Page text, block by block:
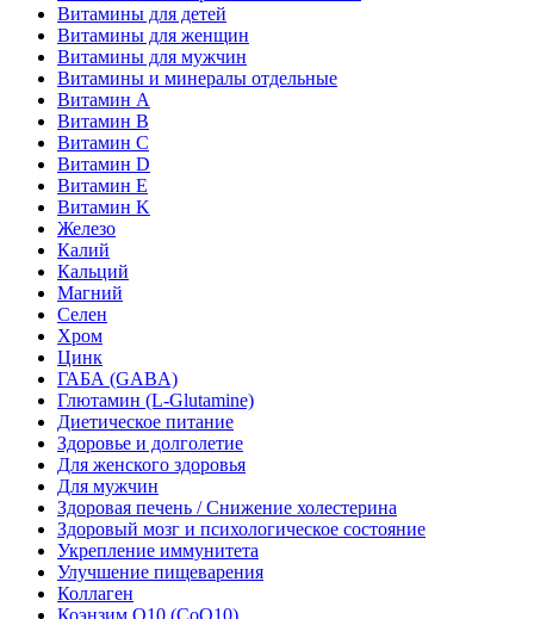
Витамины для детей
Витамины для женщин
Витамины для мужчин
Витамины и минералы отдельные
Витамин A
Витамин B
Витамин C
Витамин D
Витамин E
Витамин K
Железо
Калий
Кальций
Магний
Селен
Хром
Цинк
ГАБА (GABA)
Глютамин (L-Glutamine)
Диетическое питание
Здоровье и долголетие
Для женского здоровья
Для мужчин
Здоровая печень / Cнижение холестерина
Здоровый мозг и психологическое состояние
Укрепление иммунитета
Улучшение пищеварения
Коллаген
Коэнзим Q10 (CoQ10)